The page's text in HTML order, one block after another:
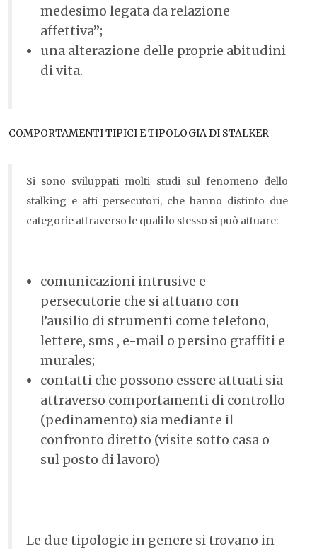
medesimo legata da relazione
affettiva”;
una alterazione delle proprie abitudini
di vita.
COMPORTAMENTI TIPICI E TIPOLOGIA DI STALKER
Si sono sviluppati molti studi sul fenomeno dello
stalking e atti persecutori, che hanno distinto due
categorie attraverso le quali lo stesso si può attuare:
comunicazioni intrusive e
persecutorie che si attuano con
l’ausilio di strumenti come telefono,
lettere, sms , e-mail o persino graffiti e
murales;
contatti che possono essere attuati sia
attraverso comportamenti di controllo
(pedinamento) sia mediante il
confronto diretto (visite sotto casa o
sul posto di lavoro)
Le due tipologie in genere si trovano in